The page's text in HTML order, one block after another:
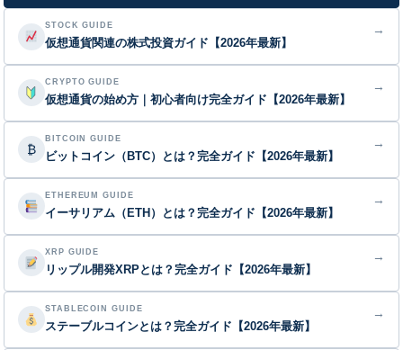
STOCK GUIDE
仮想通貨関連の株式投資ガイド【2026年最新】
→
CRYPTO GUIDE
仮想通貨の始め方｜初心者向け完全ガイド【2026年最新】
→
₿
BITCOIN GUIDE
ビットコイン（BTC）とは？完全ガイド【2026年最新】
→
ETHEREUM GUIDE
イーサリアム（ETH）とは？完全ガイド【2026年最新】
→
XRP GUIDE
リップル開発XRPとは？完全ガイド【2026年最新】
→
STABLECOIN GUIDE
ステーブルコインとは？完全ガイド【2026年最新】
→